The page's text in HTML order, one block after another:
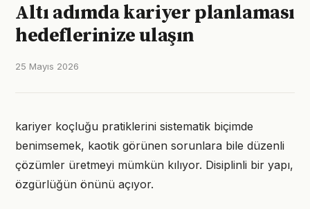
Altı adımda kariyer planlaması
hedeflerinize ulaşın
25 Mayıs 2026
kariyer koçluğu pratiklerini sistematik biçimde
benimsemek, kaotik görünen sorunlara bile düzenli
çözümler üretmeyi mümkün kılıyor. Disiplinli bir yapı,
özgürlüğün önünü açıyor.